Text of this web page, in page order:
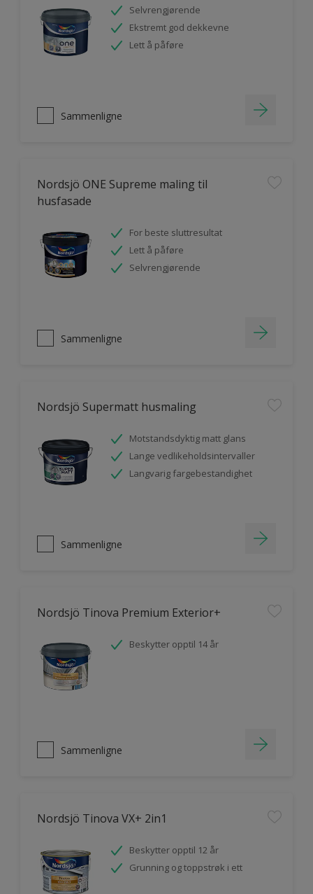
Selvrengjørende
Ekstremt god dekkevne
Lett å påføre
Sammenligne
Nordsjö ONE Supreme maling til
husfasade
For beste sluttresultat
Lett å påføre
Selvrengjørende
Sammenligne
Nordsjö Supermatt husmaling
Motstandsdyktig matt glans
Lange vedlikeholdsintervaller
Langvarig fargebestandighet
Sammenligne
Nordsjö Tinova Premium Exterior+
Beskytter opptil 14 år
Sammenligne
Nordsjö Tinova VX+ 2in1
Beskytter opptil 12 år
Grunning og toppstrøk i ett